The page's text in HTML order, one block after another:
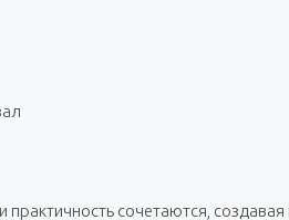
практичность сочетаются,